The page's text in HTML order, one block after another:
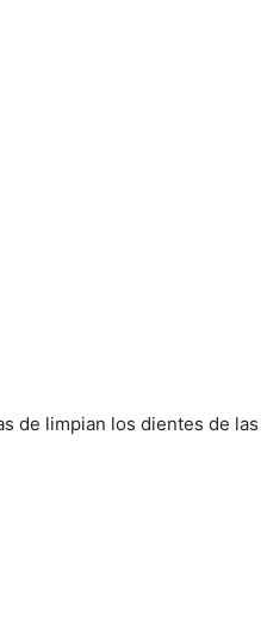
de limpian los dientes de las